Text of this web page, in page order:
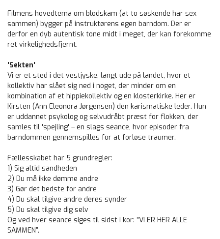
Filmens hovedtema om blodskam (at to søskende har sex
sammen) bygger på instruktørens egen barndom. Der er
derfor en dyb autentisk tone midt i meget, der kan forekomme
ret virkelighedsfjernt.
'Sekten'
Vi er et sted i det vestjyske, langt ude på landet, hvor et
kollektiv har slået sig ned i noget, der minder om en
kombination af et hippiekollektiv og en klosterkirke. Her er
Kirsten (Ann Eleonora Jørgensen) den karismatiske leder. Hun
er uddannet psykolog og selvudråbt præst for flokken, der
samles til 'spejling' – en slags seance, hvor episoder fra
barndommen gennemspilles for at forløse traumer.
Fællesskabet har 5 grundregler:
1) Sig altid sandheden
2) Du må ikke dømme andre
3) Gør det bedste for andre
4) Du skal tilgive andre deres synder
5) Du skal tilgive dig selv
Og ved hver seance siges til sidst i kor: ”VI ER HER ALLE
SAMMEN”.